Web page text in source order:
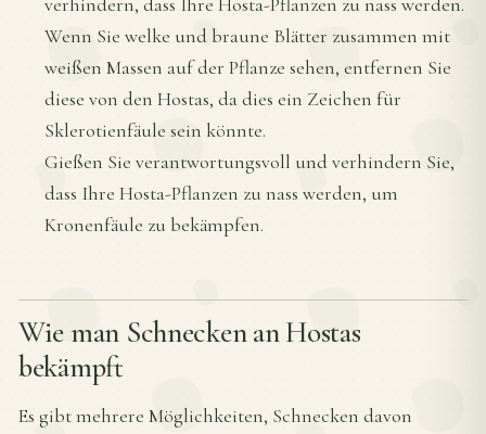
verhindern, dass Ihre Hosta-Pflanzen zu nass werden.
Wenn Sie welke und braune Blätter zusammen mit
weißen Massen auf der Pflanze sehen, entfernen Sie
diese von den Hostas, da dies ein Zeichen für
Sklerotienfäule sein könnte.
Gießen Sie verantwortungsvoll und verhindern Sie,
dass Ihre Hosta-Pflanzen zu nass werden, um
Kronenfäule zu bekämpfen.
Wie man Schnecken an Hostas
bekämpft
Es gibt mehrere Möglichkeiten, Schnecken davon